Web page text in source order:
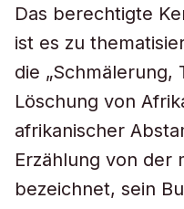
Das berechtigte
ist es zu
die „Schmälerung,
Löschung von
afrikanischer
Erzählung von der
bezeichnet, sein